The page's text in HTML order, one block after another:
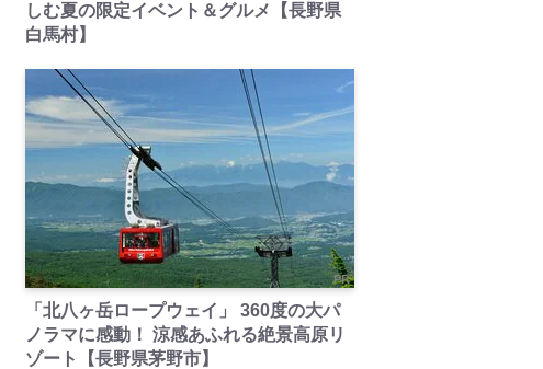
しむ夏の限定イベント＆グルメ【長野県
白馬村】
PR
「北八ヶ岳ロープウェイ」 360度の大パ
ノラマに感動！ 涼感あふれる絶景高原リ
ゾート【長野県茅野市】